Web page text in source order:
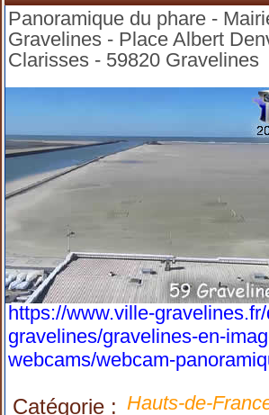
Gravelines
Panoramique du phare -
Gravelines - Place Albert
Clarisses - 59820 Gravelines
https://www.ville-
gravelines/gravelines-en-
webcams/webcam-
Catégorie : Hauts-de-